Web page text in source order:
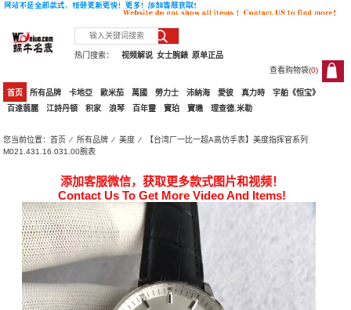
热门搜索： 原单正品
女士腕錶
视频解说
查看购物袋(0)
0
首页 所有品牌 卡地亞 歐米茄 萬國 勞力士 沛納海 愛彼 真力時
宇舶《恒宝》
百達翡麗
江詩丹頓 积家 浪琴 百年靈 寶珀 寶璣 理查德.米勒
您当前位置：首页 ⁄所有品牌 ⁄美度 ⁄ 【台湾厂一比一超A高仿手表】美度指挥官系列
M021.431.16.031.00腕表
添加客服微信，获取更多款式图片和视频！
Contact Us To Get More Video And Items!